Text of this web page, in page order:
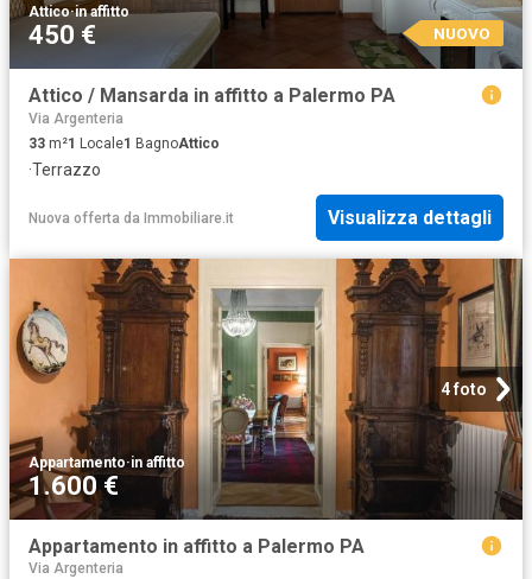
Attico·in affitto
450 € NUOVO
Attico / Mansarda in affitto a Palermo PA
Via Argenteria
33 m²1 Locale1 BagnoAttico
·Terrazzo
Nuova offerta da Immobiliare.it Visualizza dettagli
4 foto
Appartamento·in affitto
1.600 €
Appartamento in affitto a Palermo PA
Via Argenteria